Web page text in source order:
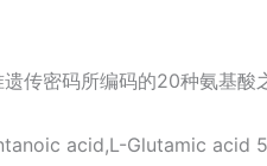
传密码所编码的20种氨基酸
acid,L-Glutamic acid